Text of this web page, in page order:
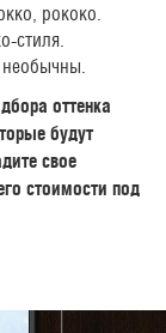
рококо.
стиля.
оттенка
будут
свое
стоимости под